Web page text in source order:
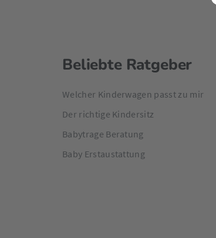
Beliebte Ratgeber
Welcher Kinderwagen passt zu mir
Der richtige Kindersitz
Babytrage Beratung
Baby Erstaustattung